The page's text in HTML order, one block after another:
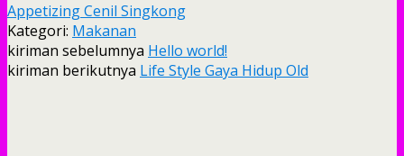
Appetizing Cenil Singkong
Kategori: Makanan
kiriman sebelumnya Hello world!
kiriman berikutnya Life Style Gaya Hidup Old